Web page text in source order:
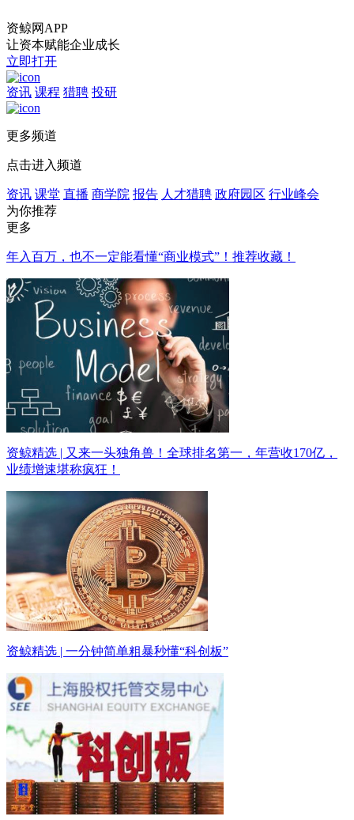
资鲸网APP
让资本赋能企业成长
立即打开
资讯 课程 猎聘 投研
更多频道
点击进入频道
资讯 课堂 直播 商学院 报告 人才猎聘 政府园区 行业峰会
为你推荐
更多
年入百万，也不一定能看懂“商业模式”！推荐收藏！
资鲸精选 | 又来一头独角兽！全球排名第一，年营收170亿，
业绩增速堪称疯狂！
资鲸精选 | 一分钟简单粗暴秒懂“科创板”